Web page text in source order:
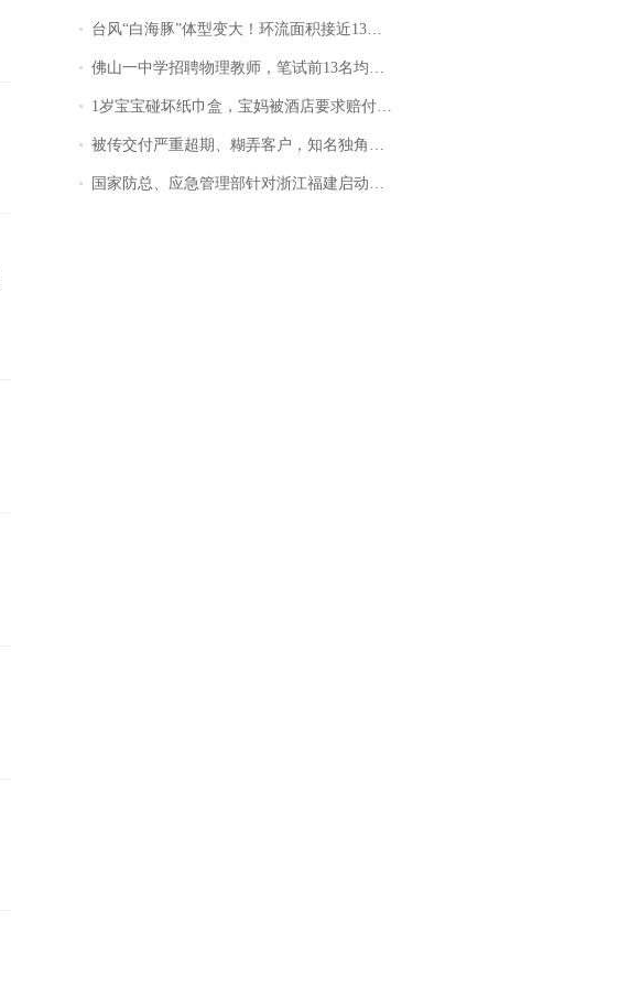
台风“白海豚”体型变大！环流面积接近13个浙江那么大
佛山一中学招聘物理教师，笔试前13名均遭淘汰？教育局：已叫停招聘，成立调查组全面核查
1岁宝宝碰坏纸巾盒，宝妈被酒店要求赔付924元！三亚一酒店回复：骨瓷定制！网友一查价格，吵翻了
被传交付严重超期、糊弄客户，知名独角兽车企创始人回应：都没证据，将依法采取措施，“本人长期与美国交管局保持沟通，对方表示肯定”
国家防总、应急管理部针对浙江福建启动防汛防台风四级应急响应